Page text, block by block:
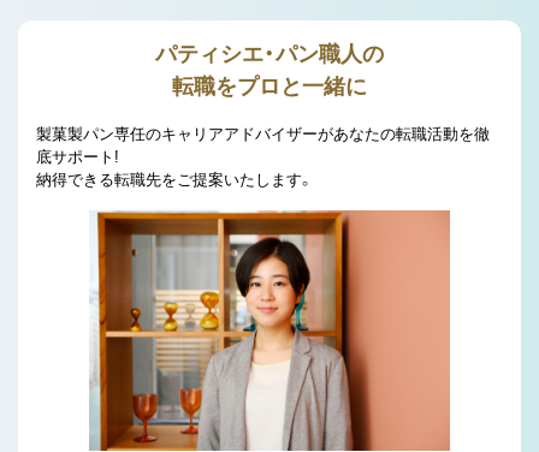
パティシエ・パン職人の
転職をプロと一緒に
製菓製パン専任のキャリアアドバイザーがあなたの転職活動を徹
底サポート!
納得できる転職先をご提案いたします。